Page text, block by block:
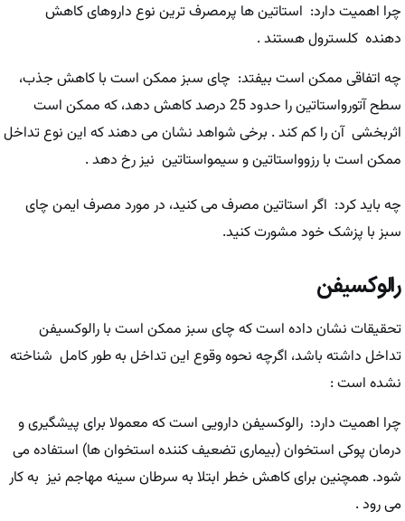
چرا اهمیت دارد: استاتین ها پرمصرف ترین نوع داروهای کاهش
دهنده کلسترول هستند .
چه اتفاقی ممکن است بیفتد: چای سبز ممکن است با کاهش جذب،
سطح آتورواستاتین را حدود 25 درصد کاهش دهد، که ممکن است
اثربخشی آن را کم کند . برخی شواهد نشان می دهند که این نوع تداخل
ممکن است با رزوواستاتین و سیمواستاتین نیز رخ دهد .
چه باید کرد: اگر استاتین مصرف می کنید، در مورد مصرف ایمن چای
سبز با پزشک خود مشورت کنید.
رالوکسیفن
تحقیقات نشان داده است که چای سبز ممکن است با رالوکسیفن
تداخل داشته باشد، اگرچه نحوه وقوع این تداخل به طور کامل شناخته
نشده است :
چرا اهمیت دارد: رالوکسیفن دارویی است که معمولا برای پیشگیری و
درمان پوکی استخوان (بیماری تضعیف کننده استخوان ها) استفاده می
شود. همچنین برای کاهش خطر ابتلا به سرطان سینه مهاجم نیز به کار
می رود .